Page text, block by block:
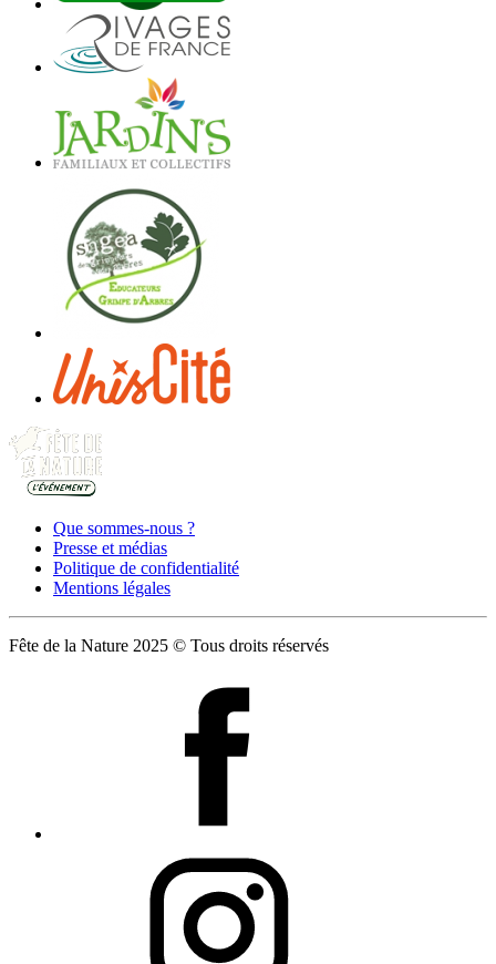
Que sommes-nous ?
Presse et médias
Politique de confidentialité
Mentions légales
Fête de la Nature 2025 © Tous droits réservés